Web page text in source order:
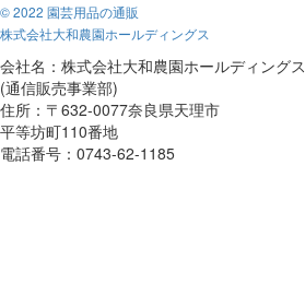
© 2022 園芸用品の通販
株式会社大和農園ホールディングス
会社名：株式会社大和農園ホールディングス
(通信販売事業部)
住所：〒632-0077奈良県天理市
平等坊町110番地
電話番号：0743-62-1185